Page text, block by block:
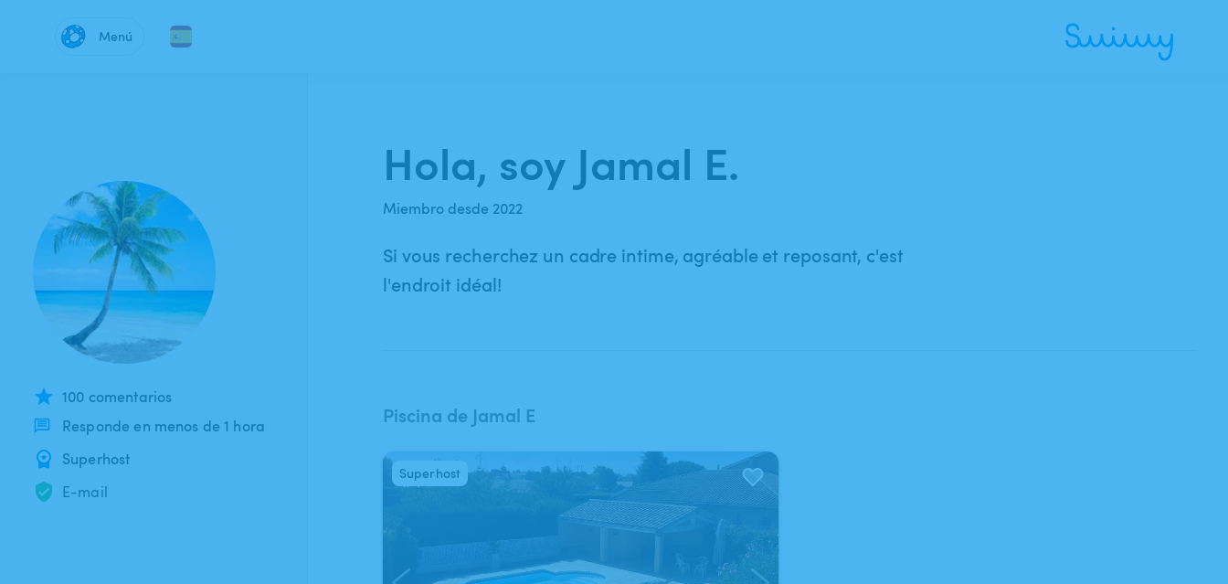
Menú
100 comentarios
Responde en menos de 1 hora
Superhost
E-mail
Hola, soy Jamal E.
Miembro desde 2022
Si vous recherchez un cadre intime, agréable et reposant, c'est
l'endroit idéal!
Piscina de Jamal E
1/4
Superhost